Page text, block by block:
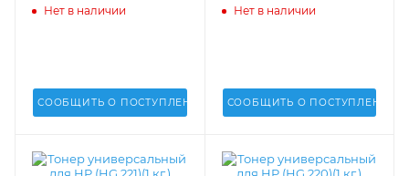
Нет в наличии
СООБЩИТЬ О ПОСТУПЛЕНИИ
Нет в наличии
СООБЩИТЬ О ПОСТУПЛЕНИИ